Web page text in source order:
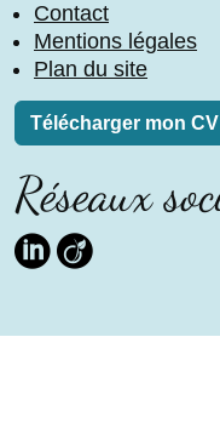
Contact
Mentions légales
Plan du site
Télécharger mon CV
Réseaux
Linkedin
Viadeo